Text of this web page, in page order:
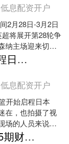
低息配资开户
2月28日-3月2日
将展开第28轮争
纳主场迎来切尔
点。赛前知名
飞乐乐 男篮启程日本，现场达14个人，阵容实力引担忧，静待余嘉豪归队！
低息配资开户
开始启程日本
在，也拍摄了视
场的人员来说，
希宁，胡明
富兴配资端 045期财迷排列三预测奖号：个位号码统计